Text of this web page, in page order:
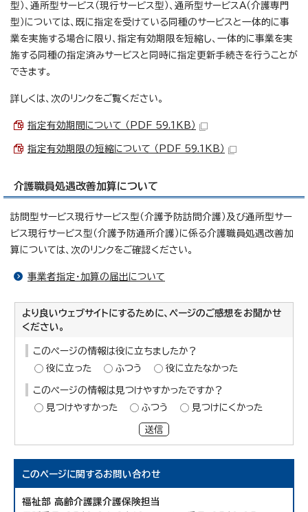
型）、通所型サービス（現行サービス型）、通所型サービスA（介護専門
型）については、既に指定を受けている同種のサービスと一体的に事
業を実施する場合に限り、指定有効期限を短縮し、一体的に事業を実
施する同種の指定済みサービスと同時に指定更新手続きを行うことが
できます。
詳しくは、次のリンクをご覧ください。
指定有効期間について （PDF 59.1KB）
指定有効期限の短縮について （PDF 59.1KB）
介護職員処遇改善加算について
訪問型サービス現行サービス型（介護予防訪問介護）及び通所型サー
ビス現行サービス型（介護予防通所介護）に係る介護職員処遇改善加
算については、次のリンクをご確認ください。
事業者指定・加算の届出について
より良いウェブサイトにするために、ページのご感想をお聞かせ
ください。
このページの情報は役に立ちましたか？
役に立った
ふつう 役に立たなかった
このページの情報は見つけやすかったですか？
見つけやすかった
ふつう 見つけにくかった
送信
このページに関するお問い合わせ
福祉部 高齢介護課介護保険担当